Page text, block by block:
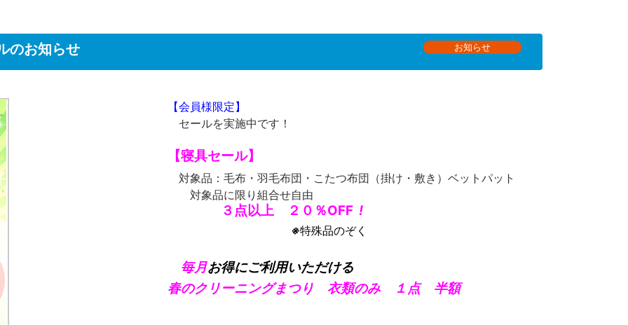
のお知らせ お知らせ
【会員様限定】
セールを実施中です！
【寝具セール】
対象品：毛布・羽毛布団・こたつ布団（掛け・敷き）ベットパット
対象品に限り組合せ自由
３点以上 ２０％OFF !
※特殊品のぞく
毎月お得にご利用いただける
春のクリーニングまつり 衣類のみ １点 半額